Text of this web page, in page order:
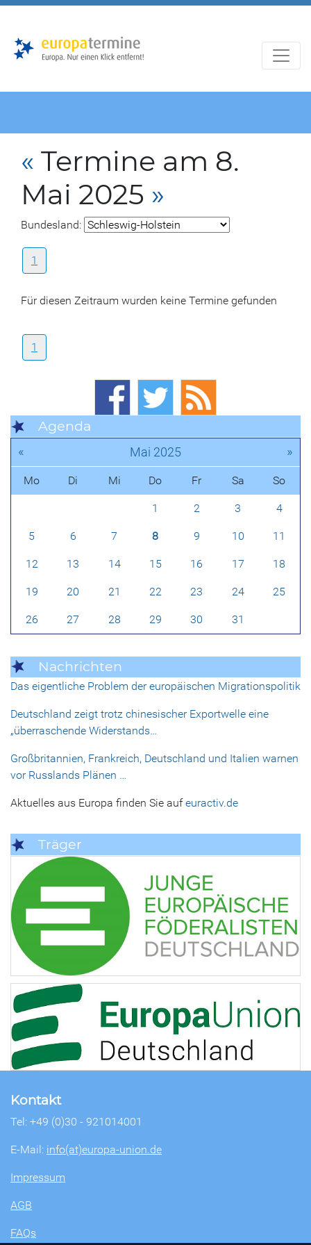
« Termine am 8.
Mai 2025 »
Bundesland:
1
Für diesen Zeitraum wurden keine Termine gefunden
1
Agenda
« Mai 2025 »
Mo Di Mi Do Fr Sa So
1 2 3 4
5 6 7 8 9 10 11
12 13 14 15 16 17 18
19 20 21 22 23 24 25
26 27 28 29 30 31
Nachrichten
Das eigentliche Problem der europäischen Migrationspolitik
Deutschland zeigt trotz chinesischer Exportwelle eine
„überraschende Widerstands…
Großbritannien, Frankreich, Deutschland und Italien warnen
vor Russlands Plänen …
Aktuelles aus Europa finden Sie aufeuractiv.de
Träger
Kontakt
Tel: +49 (0)30 - 921014001
E-Mail: info(at)europa-union.de
Impressum
AGB
FAQs